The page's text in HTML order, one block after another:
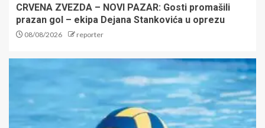
CRVENA ZVEZDA – NOVI PAZAR: Gosti promašili
prazan gol – ekipa Dejana Stankovića u oprezu
08/08/2026 reporter